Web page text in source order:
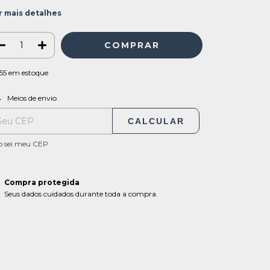
mais detalhes
em estoque
para o CEP:
Meios de envio
CALCULAR
sei meu CEP
Compra protegida
Seus dados cuidados durante toda a compra.